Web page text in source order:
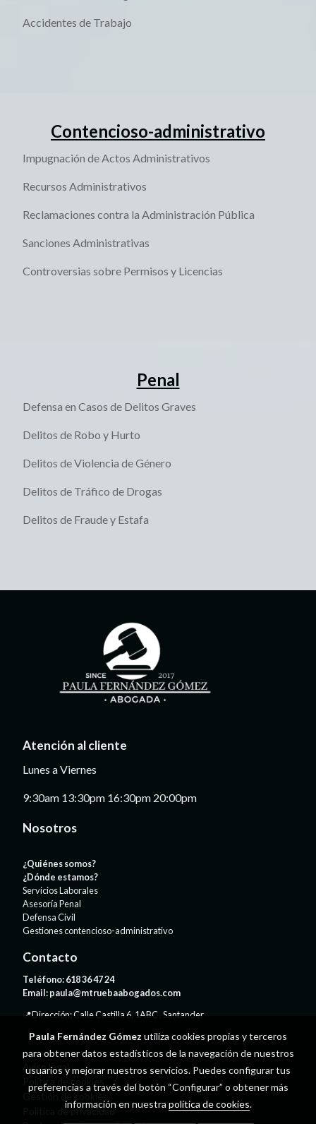
Accidentes de Trabajo
Contencioso-administrativo
Impugnación de Actos Administrativos
Recursos Administrativos
Reclamaciones contra la Administración Pública
Sanciones Administrativas
Controversias sobre Permisos y Licencias
Penal
Defensa en Casos de Delitos Graves
Delitos de Robo y Hurto
Delitos de Violencia de Género
Delitos de Tráfico de Drogas
Delitos de Fraude y Estafa
Atención al cliente
Lunes a Viernes
9:30am 13:30pm 16:30pm 20:00pm
Nosotros
¿Quiénes somos?
¿Dónde estamos?
Servicios Laborales
Asesoría Penal
Defensa Civil
Gestiones contencioso-administrativo
Contacto
Teléfono:618 36 47 24
Email:paula@mtruebaabogados.com
📍Dirección: Calle Castilla 6, 1ABC , Santander
Aviso legal
Política de cookies
Gestión de cookies
Política de privacidad
Paula Fernández Gómez utiliza cookies propias y terceros
para obtener datos estadísticos de la navegación de nuestros
usuarios y mejorar nuestros servicios. Puedes configurar tus
preferencias a través del botón “Configurar” o obtener más
información en nuestra política de cookies.